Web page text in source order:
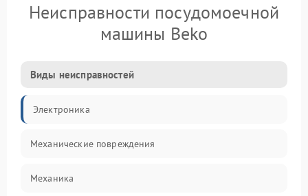
Неисправности посудомоечной
машины Beko
Виды неисправностей
Электроника
Механические повреждения
Механика